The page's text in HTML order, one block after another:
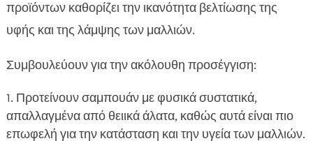
προϊόντων καθορίζει την ικανότητα βελτίωσης της
υφής και της λάμψης των μαλλιών.
Συμβουλεύουν για την ακόλουθη προσέγγιση:
Προτείνουν σαμπουάν με φυσικά συστατικά,
απαλλαγμένα από θειικά άλατα, καθώς αυτά είναι πιο
επωφελή για την κατάσταση και την υγεία των μαλλιών.